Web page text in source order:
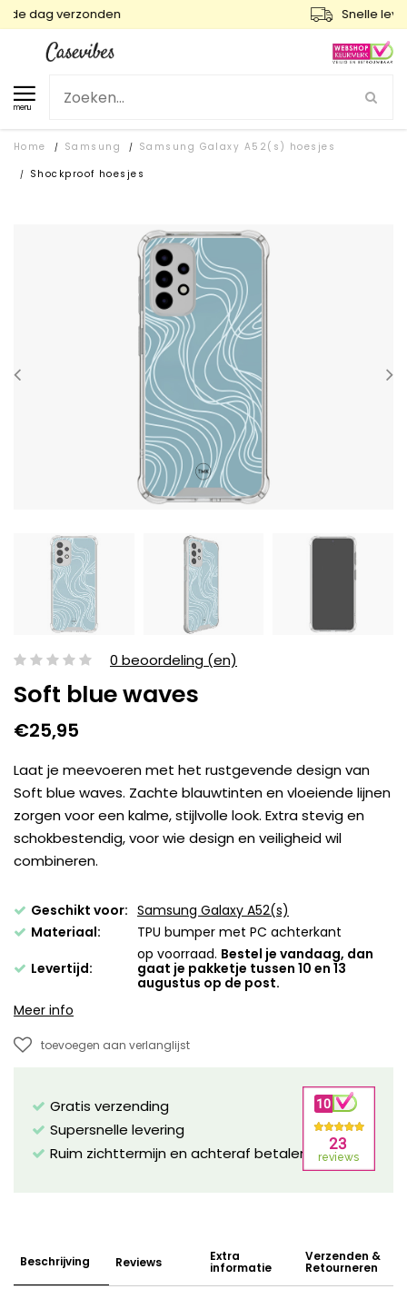
menu
Home / Samsung / Samsung Galaxy A52(s) hoesjes
/ Shockproof hoesjes
0 beoordeling (en)
Soft blue waves
€25,95
Laat je meevoeren met het rustgevende design van
Soft blue waves. Zachte blauwtinten en vloeiende lijnen
zorgen voor een kalme, stijlvolle look. Extra stevig en
schokbestendig, voor wie design en veiligheid wil
combineren.
Geschikt voor: Samsung Galaxy A52(s)
Materiaal:
TPU bumper met PC achterkant
Levertijd:
op voorraad. Bestel je vandaag, dan
gaat je pakketje tussen 10 en 13
augustus op de post.
Meer info
toevoegen aan verlanglijst
Gratis verzending
Supersnelle levering
Ruim zichttermijn en achteraf betalen mogelijk!
Beschrijving Reviews Extra
informatie
Verzenden &
Retourneren